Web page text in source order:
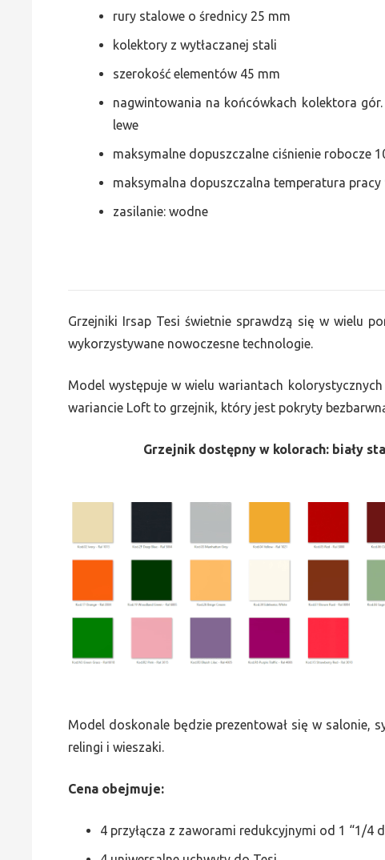
rury stalowe o średnicy 25 mm
kolektory z wytłaczanej stali
szerokość elementów 45 mm
nagwintowania na końcówkach kolektora
lewe
maksymalne dopuszczalne ciśnienie robocze
maksymalna dopuszczalna temperatura pracy
zasilanie: wodne
Grzejniki Irsap Tesi świetnie sprawdzą się w wielu
wykorzystywane nowoczesne technologie.
Model występuje w wielu wariantach
wariancie Loft to grzejnik, który jest pokryty
Grzejnik dostępny w kolorach: biały
Model doskonale będzie prezentował się w salonie,
relingi i wieszaki.
Cena obejmuje:
4 przyłącza z zaworami redukcyjnymi od 1 “1/4